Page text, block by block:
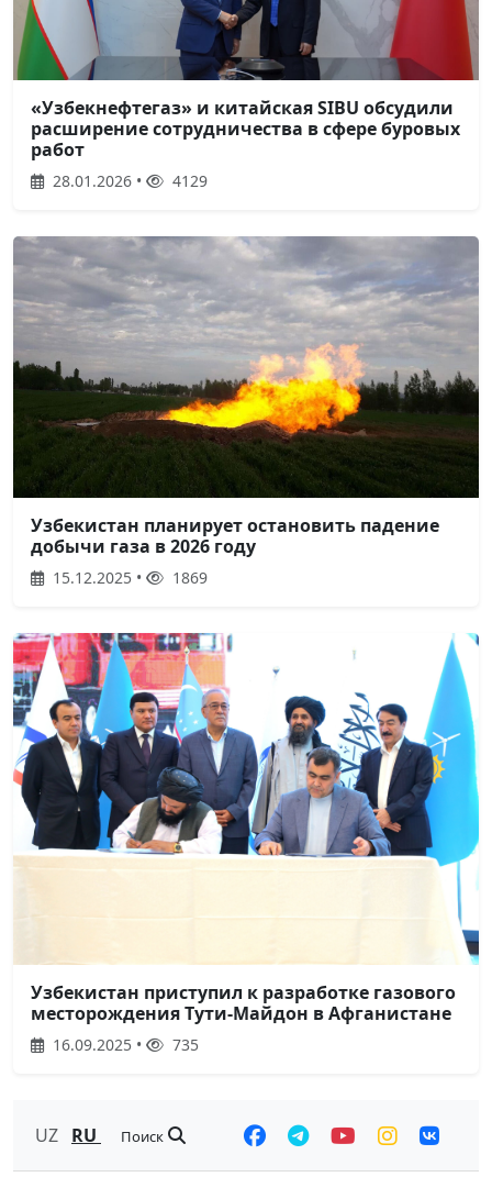
«Узбекнефтегаз» и китайская SIBU обсудили
расширение сотрудничества в сфере буровых
работ
28.01.2026 • 4129
Узбекистан планирует остановить падение
добычи газа в 2026 году
15.12.2025 • 1869
Узбекистан приступил к разработке газового
месторождения Тyти-Майдон в Афганистане
16.09.2025 • 735
UZ RU Поиск